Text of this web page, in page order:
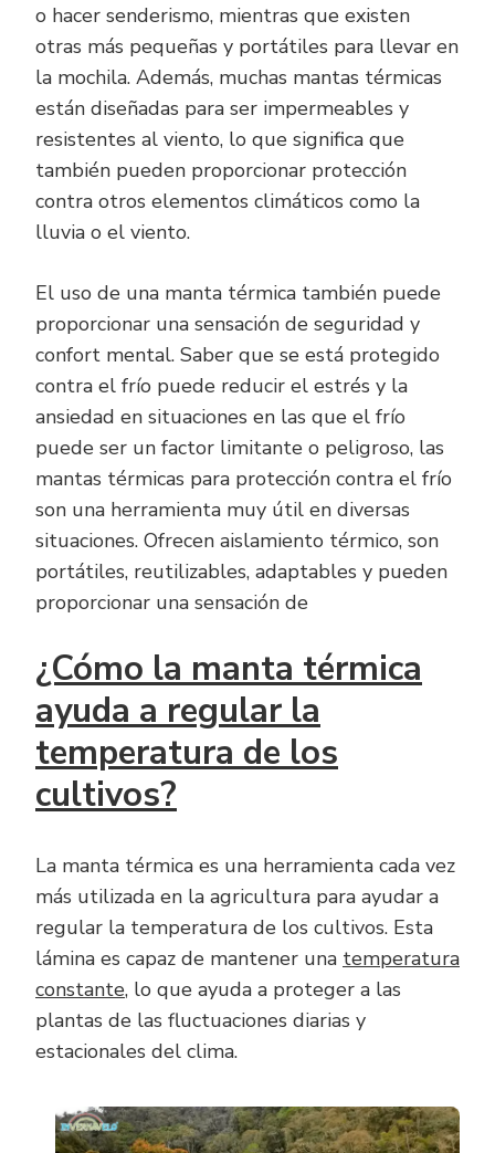
o hacer senderismo, mientras que existen
otras más pequeñas y portátiles para llevar en
la mochila. Además, muchas mantas térmicas
están diseñadas para ser impermeables y
resistentes al viento, lo que significa que
también pueden proporcionar protección
contra otros elementos climáticos como la
lluvia o el viento.
El uso de una manta térmica también puede
proporcionar una sensación de seguridad y
confort mental. Saber que se está protegido
contra el frío puede reducir el estrés y la
ansiedad en situaciones en las que el frío
puede ser un factor limitante o peligroso, las
mantas térmicas para protección contra el frío
son una herramienta muy útil en diversas
situaciones. Ofrecen aislamiento térmico, son
portátiles, reutilizables, adaptables y pueden
proporcionar una sensación de
¿Cómo la manta térmica
ayuda a regular la
temperatura de los
cultivos?
La manta térmica es una herramienta cada vez
más utilizada en la agricultura para ayudar a
regular la temperatura de los cultivos. Esta
lámina es capaz de mantener una temperatura
constante, lo que ayuda a proteger a las
plantas de las fluctuaciones diarias y
estacionales del clima.